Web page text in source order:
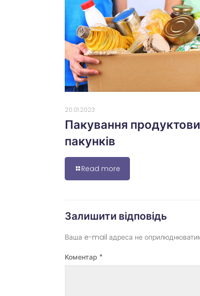
20.01.2023
Пакування
пакунків
Read more
Залишити відповідь
Ваша e-mail адреса не
Коментар *